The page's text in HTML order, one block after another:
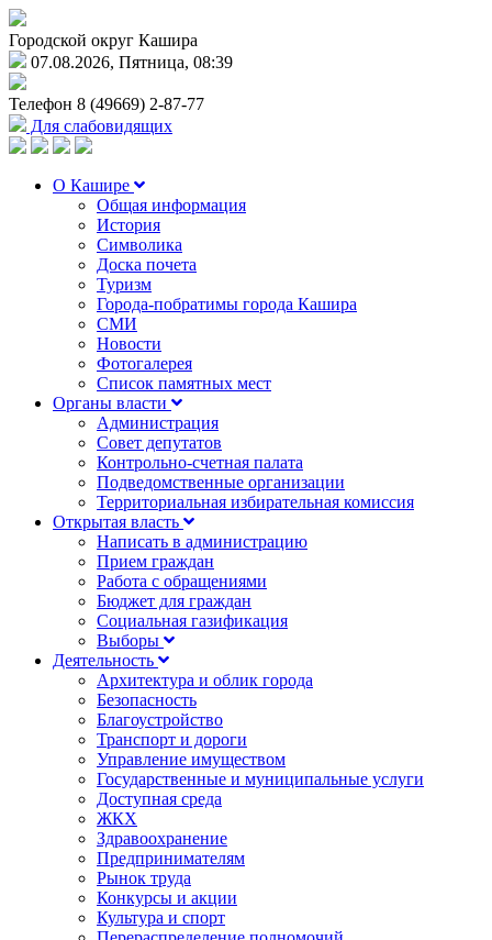
Городской округ Кашира
07.08.2026, Пятница, 08:39
Телефон 8 (49669) 2-87-77
Для слабовидящих
О Кашире
Общая информация
История
Символика
Доска почета
Туризм
Города-побратимы города Кашира
СМИ
Новости
Фотогалерея
Список памятных мест
Органы власти
Администрация
Совет депутатов
Контрольно-счетная палата
Подведомственные организации
Территориальная избирательная комиссия
Открытая власть
Написать в администрацию
Прием граждан
Работа с обращениями
Бюджет для граждан
Социальная газификация
Выборы
Деятельность
Архитектура и облик города
Безопасность
Благоустройство
Транспорт и дороги
Управление имуществом
Государственные и муниципальные услуги
Доступная среда
ЖКХ
Здравоохранение
Предпринимателям
Рынок труда
Конкурсы и акции
Культура и спорт